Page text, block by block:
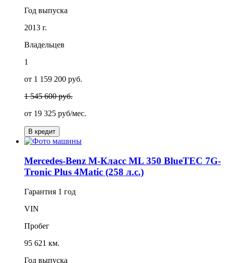
Год выпуска
2013 г.
Владельцев
1
от 1 159 200 руб.
1 545 600 руб.
от 19 325 руб/мес.
В кредит
Mercedes-Benz M-Класс ML 350 BlueTEC 7G-
Tronic Plus 4Matic (258 л.с.)
Гарантия 1 год
VIN
Пробег
95 621 км.
Год выпуска